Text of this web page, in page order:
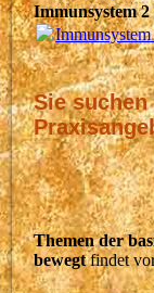
Immunsystem 2
Sie
Themen der
bewegtfindet